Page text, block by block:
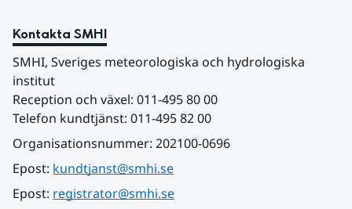
Kontakta SMHI
SMHI, Sveriges meteorologiska och hydrologiska
institut
Reception och växel: 011-495 80 00
Telefon kundtjänst: 011-495 82 00
Organisationsnummer: 202100-0696
Epost: kundtjanst@smhi.se
Epost: registrator@smhi.se